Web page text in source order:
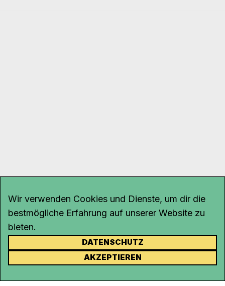
KONTAKT
Wir verwenden Cookies und Dienste, um dir die
bestmögliche Erfahrung auf unserer Website zu
bieten.
DATENSCHUTZ
AKZEPTIEREN